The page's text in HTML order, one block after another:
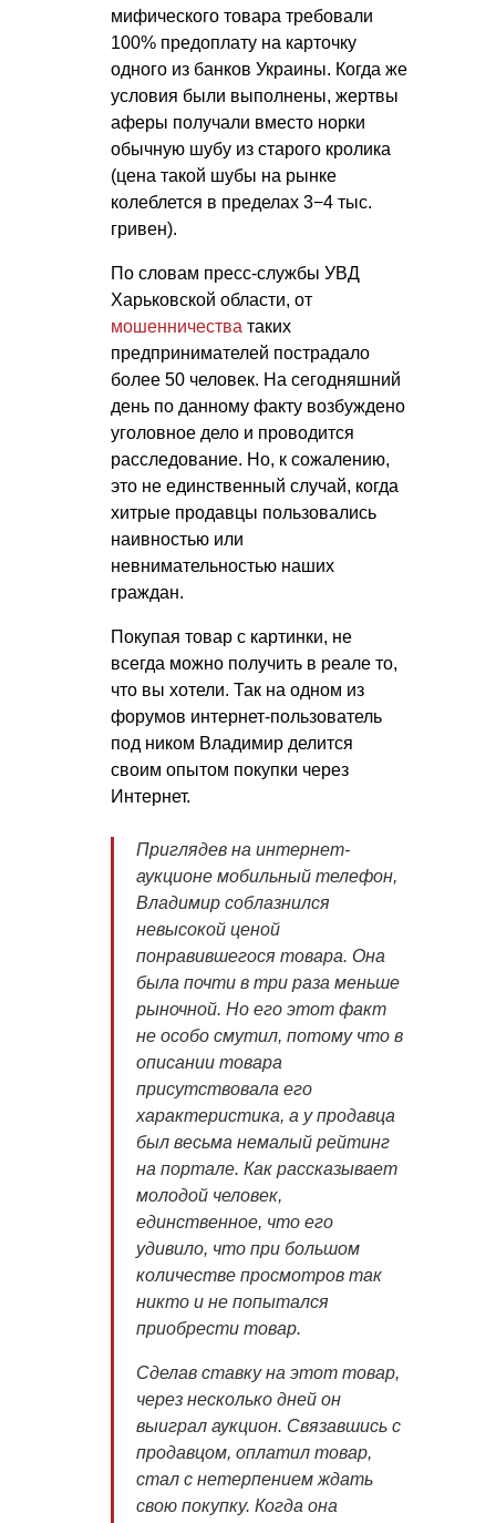
мифического товара требовали
100% предоплату на карточку
одного из банков Украины. Когда же
условия были выполнены, жертвы
аферы получали вместо норки
обычную шубу из старого кролика
(цена такой шубы на рынке
колеблется в пределах 3−4 тыс.
гривен).
По словам пресс-службы УВД
Харьковской области, от
мошенничества таких
предпринимателей пострадало
более 50 человек. На сегодняшний
день по данному факту возбуждено
уголовное дело и проводится
расследование. Но, к сожалению,
это не единственный случай, когда
хитрые продавцы пользовались
наивностью или
невнимательностью наших
граждан.
Покупая товар с картинки, не
всегда можно получить в реале то,
что вы хотели. Так на одном из
форумов интернет-пользователь
под ником Владимир делится
своим опытом покупки через
Интернет.
Приглядев на интернет-
аукционе мобильный телефон,
Владимир соблазнился
невысокой ценой
понравившегося товара. Она
была почти в три раза меньше
рыночной. Но его этот факт
не особо смутил, потому что в
описании товара
присутствовала его
характеристика, а у продавца
был весьма немалый рейтинг
на портале. Как рассказывает
молодой человек,
единственное, что его
удивило, что при большом
количестве просмотров так
никто и не попытался
приобрести товар.
Сделав ставку на этот товар,
через несколько дней он
выиграл аукцион. Связавшись с
продавцом, оплатил товар,
стал с нетерпением ждать
свою покупку. Когда она